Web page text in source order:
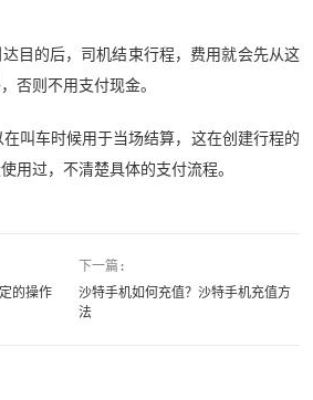
目的后，司机结束行程，费用就会先从这
否则不用支付现金。
叫车时候用于当场结算，这在创建行程的
用过，不清楚具体的支付流程。
的操作
下一篇:
沙特手机如何充值？沙特手机充值方
法